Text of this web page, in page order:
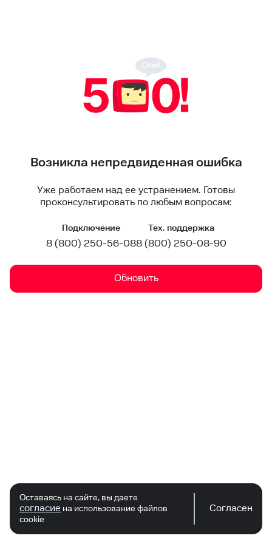
Возникла непредвиденная ошибка
Уже работаем над ее устранением. Готовы
проконсультировать по любым вопросам:
Подключение
8 (800) 250-56-08
Тех. поддержка
8 (800) 250-08-90
Обновить
Оставаясь на сайте, вы даете
согласие на использование файлов
cookie
Согласен